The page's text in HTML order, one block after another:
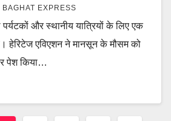
BAGHAT EXPRESS
और स्थानीय यात्रियों के लिए एक
हेरिटेज एविएशन ने मानसून के मौसम को
पेश किया…